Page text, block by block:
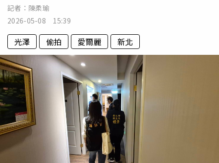
記者： 陳柔瑜
2026-05-08 15:39
光澤 偷拍 愛爾麗 新北